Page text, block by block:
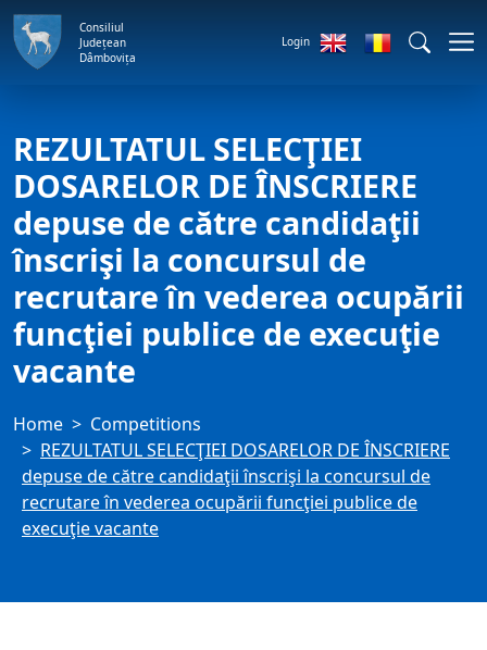
Consiliul
Județean
Dâmbovița
Login
REZULTATUL SELECŢIEI
DOSARELOR DE ÎNSCRIERE
depuse de către candidaţii
înscrişi la concursul de
recrutare în vederea ocupării
funcţiei publice de execuţie
vacante
Home
Competitions
REZULTATUL SELECŢIEI DOSARELOR DE ÎNSCRIERE
depuse de către candidaţii înscrişi la concursul de
recrutare în vederea ocupării funcţiei publice de
execuţie vacante